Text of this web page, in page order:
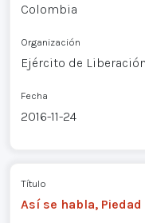
Colombia
Organización
Ejército de
Fecha
2016-11-24
Título
Así se habla, Piedad